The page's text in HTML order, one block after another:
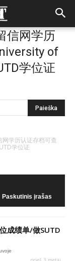
信网学历
of
学位证
学历认证存档可查
学位证
Paskutinis įrašas
成绩单/做SUTD